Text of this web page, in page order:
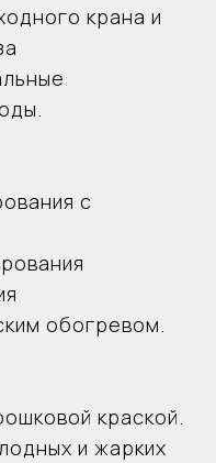
Venio A-15
крана и
с
обогревом.
краской.
и жарких